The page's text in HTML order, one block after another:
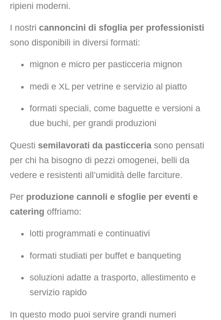
ripieni moderni.
I nostri cannoncini di sfoglia per professionisti
sono disponibili in diversi formati:
mignon e micro per pasticceria mignon
medi e XL per vetrine e servizio al piatto
formati speciali, come baguette e versioni a
due buchi, per grandi produzioni
Questi semilavorati da pasticceria sono pensati
per chi ha bisogno di pezzi omogenei, belli da
vedere e resistenti all’umidità delle farciture.
Per produzione cannoli e sfoglie per eventi e
catering offriamo:
lotti programmati e continuativi
formati studiati per buffet e banqueting
soluzioni adatte a trasporto, allestimento e
servizio rapido
In questo modo puoi servire grandi numeri